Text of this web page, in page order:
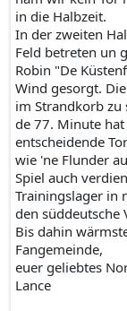
in die Halbzeit.
In der zweiten
Feld betreten un
Robin "De
Wind gesorgt.
im Strandkorb zu
de 77. Minute
entscheidende
wie 'ne Flunder
Spiel auch
Trainingslager in
den süddeutsche
Bis dahin
Fangemeinde,
euer geliebtes
Lance